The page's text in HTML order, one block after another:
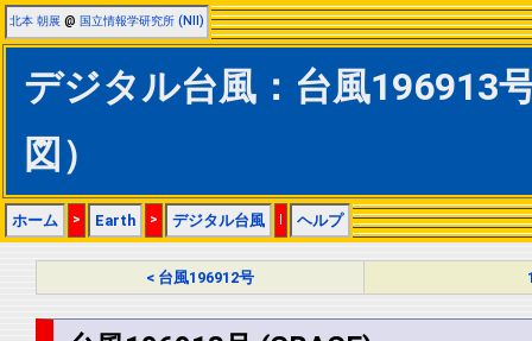
北本 朝展 @ 国立情報学研究所 (NII)
デジタル台風：台風196913
図）
ホーム > Earth > デジタル台風 | ヘルプ
< 台風196912号